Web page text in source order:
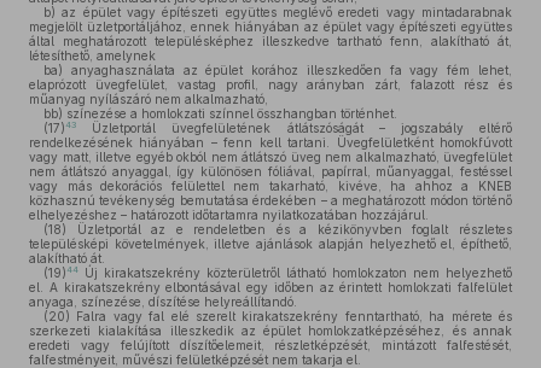
b) az épület vagy építészeti együttes meglévő eredeti vagy mintadarabnak
megjelölt üzletportáljához, ennek hiányában az épület vagy építészeti együttes
által meghatározott településképhez illeszkedve tartható fenn, alakítható át,
létesíthető, amelynek
ba) anyaghasználata az épület korához illeszkedően fa vagy fém lehet,
elaprózott üvegfelület, vastag profil, nagy arányban zárt, falazott rész és
műanyag nyílászáró nem alkalmazható,
bb) színezése a homlokzati színnel összhangban történhet.
(17)43
Üzletportál üvegfelületének átlátszóságát – jogszabály eltérő
rendelkezésének hiányában – fenn kell tartani. Üvegfelületként homokfúvott
vagy matt, illetve egyéb okból nem átlátszó üveg nem alkalmazható, üvegfelület
nem átlátszó anyaggal, így különösen fóliával, papírral, műanyaggal, festéssel
vagy más dekorációs felülettel nem takarható, kivéve, ha ahhoz a KNEB
közhasznú tevékenység bemutatása érdekében – a meghatározott módon történő
elhelyezéshez – határozott időtartamra nyilatkozatában hozzájárul.
(18) Üzletportál az e rendeletben és a kézikönyvben foglalt részletes
településképi követelmények, illetve ajánlások alapján helyezhető el, építhető,
alakítható át.
(19)44
Új kirakatszekrény közterületről látható homlokzaton nem helyezhető
el. A kirakatszekrény elbontásával egy időben az érintett homlokzati falfelület
anyaga, színezése, díszítése helyreállítandó.
(20) Falra vagy fal elé szerelt kirakatszekrény fenntartható, ha mérete és
szerkezeti kialakítása illeszkedik az épület homlokzatképzéséhez, és annak
eredeti vagy felújított díszítőelemeit, részletképzését, mintázott falfestését,
falfestményeit, művészi felületképzését nem takarja el.